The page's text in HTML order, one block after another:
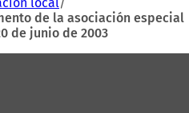
de la asociación especial
de junio de 2003